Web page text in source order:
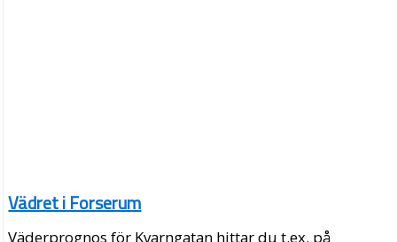
Vädret i Forserum
Väderprognos för Kvarngatan hittar du t.ex. på